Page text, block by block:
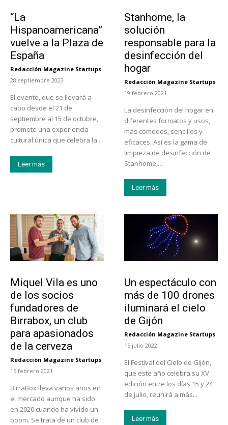
“La
Hispanoamericana”
vuelve a la Plaza de
España
Redacción Magazine Startups
-
28 septiembre 2023
El evento, que se llevará a
cabo desde el 21 de
septiembre al 15 de octubre,
promete una experiencia
cultural única que celebra la...
Leer más
Stanhome, la
solución
responsable para la
desinfección del
hogar
Redacción Magazine Startups
-
19 febrero 2021
La desinfección del hogar en
diferentes formatos y usos,
más cómodos, sencillos y
eficaces. Así es la gama de
limpieza de desinfección de
Stanhome,...
Leer más
Miquel Vila es uno
de los socios
fundadores de
Birrabox, un club
para apasionados
de la cerveza
Redacción Magazine Startups
-
15 febrero 2021
BirraBox lleva varios años en
el mercado aunque ha sido
en 2020 cuando ha vivido un
boom. Se trata de un club de
Un espectáculo con
más de 100 drones
iluminará el cielo
de Gijón
Redacción Magazine Startups
-
15 julio 2022
El Festival del Cielo de Gijón,
que este año celebra su XV
edición entre los días 15 y 24
de julio, reunirá a más...
Leer más